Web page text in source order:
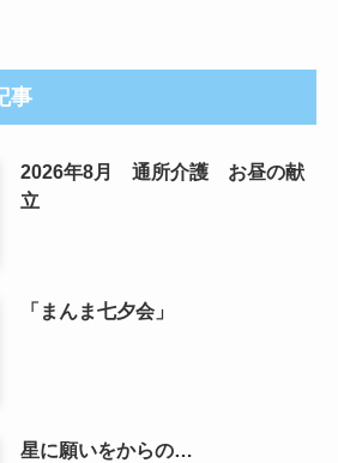
事
2026年8月 通所介護 お昼の献
立
「まんま七夕会」
星に願いをからの…